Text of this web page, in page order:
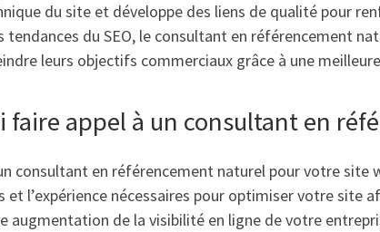
du site et développe des liens de qualité pour
tendances du SEO, le consultant en référencement
leurs objectifs commerciaux grâce à une
faire appel à un consultant en
consultant en référencement naturel pour votre site
et l’expérience nécessaires pour optimiser votre site
augmentation de la visibilité en ligne de votre